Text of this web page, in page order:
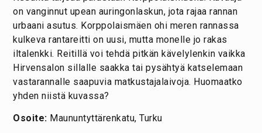
on vanginnut upean auringonlaskun, jota rajaa rannan
urbaani asutus. Korppolaismäen ohi meren rannassa
kulkeva rantareitti on uusi, mutta monelle jo rakas
iltalenkki. Reitillä voi tehdä pitkän kävelylenkin vaikka
Hirvensalon sillalle saakka tai pysähtyä katselemaan
vastarannalle saapuvia matkustajalaivoja. Huomaatko
yhden niistä kuvassa?
Osoite: Maununtyttärenkatu, Turku